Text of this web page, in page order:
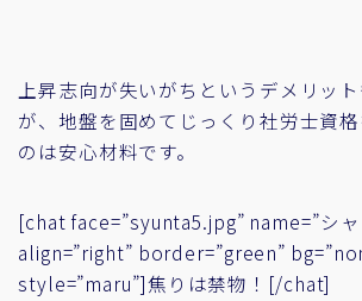
上昇志向が失いがちというデメリッ
が、地盤を固めてじっくり社労士資
のは安心材料です。
[chat face=”syunta5.jpg” name=”シ
align=”right” border=”green”
style=”maru”]焦りは禁物！[/chat]